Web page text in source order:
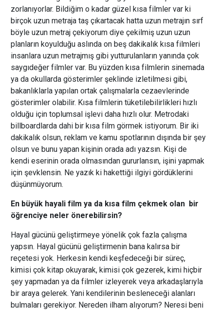
zorlanıyorlar. Bildiğim o kadar güzel kısa filmler var ki
birçok uzun metraja taş çıkartacak hatta uzun metrajın sırf
böyle uzun metraj çekiyorum diye çekilmiş uzun uzun
planların koyulduğu aslında on beş dakikalık kısa filmleri
insanlara uzun metrajmış gibi yutturulanların yanında çok
saygıdeğer filmler var. Bu yüzden kısa filmlerin sinemada
ya da okullarda gösterimler şeklinde izletilmesi gibi,
bakanlıklarla yapılan ortak çalışmalarla cezaevlerinde
gösterimler olabilir. Kısa filmlerin tüketilebilirlikleri hızlı
olduğu için toplumsal işlevi daha hızlı olur. Metrodaki
billboardlarda dahi bir kısa film görmek istiyorum. Bir iki
dakikalık olsun, reklam ve kamu spotlarının dışında bir şey
olsun ve bunu yapan kişinin orada adı yazsın. Kişi de
kendi eserinin orada olmasından gururlansın, işini yapmak
için şevklensin. Ne yazık ki hakettiği ilgiyi gördüklerini
düşünmüyorum.
En büyük hayali film ya da kısa film çekmek olan bir
öğrenciye neler önerebilirsin?
Hayal gücünü geliştirmeye yönelik çok fazla çalışma
yapsın. Hayal gücünü geliştirmenin bana kalırsa bir
reçetesi yok. Herkesin kendi keşfedeceği bir süreç,
kimisi çok kitap okuyarak, kimisi çok gezerek, kimi hiçbir
şey yapmadan ya da filmler izleyerek veya arkadaşlarıyla
bir araya gelerek. Yani kendilerinin besleneceği alanları
bulmaları gerekiyor. Nereden ilham alıyorum? Neresi beni